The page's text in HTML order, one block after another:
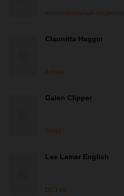
исполнительный продюсер
Claunitta Haggin
Ashlee
Galen Clipper
Perez
Lee Lamar English
DC Lee